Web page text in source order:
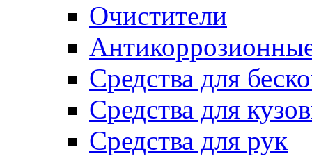
Очистители
Средства для
Средства для
Средства для рук